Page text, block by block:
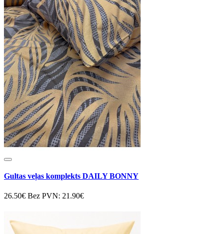
Gultas veļas komplekts DAILY BONNY
26.50€ Bez PVN: 21.90€